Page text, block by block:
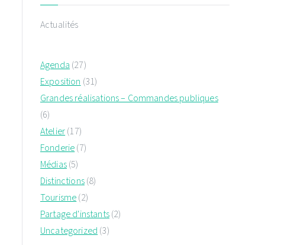
Actualités
Agenda(27)
Exposition(31)
Grandes réalisations – Commandes publiques
(6)
Atelier(17)
Fonderie(7)
Médias(5)
Distinctions(8)
Tourisme(2)
Partage d'instants(2)
Uncategorized(3)